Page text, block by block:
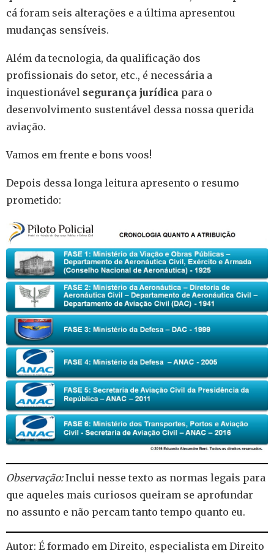
cá foram seis alterações e a última apresentou
mudanças sensíveis.
Além da tecnologia, da qualificação dos
profissionais do setor, etc., é necessária a
inquestionável segurança jurídica para o
desenvolvimento sustentável dessa nossa querida
aviação.
Vamos em frente e bons voos!
Depois dessa longa leitura apresento o resumo
prometido:
Observação:Inclui nesse texto as normas legais para
que aqueles mais curiosos queiram se aprofundar
no assunto e não percam tanto tempo quanto eu.
Autor: É formado em Direito, especialista em Direito